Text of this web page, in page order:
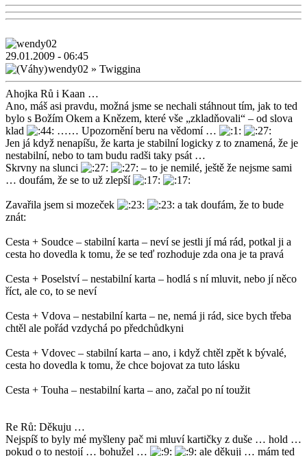
29.01.2009 - 06:45
wendy02 » Twiggina
Ahojka Rů i Kaan …
Ano, máš asi pravdu, možná jsme se nechali stáhnout tím, jak to ted
bylo s Božím Okem a Knězem, které vše „zkladňovali“ – od slova
klad
…… Upozornění beru na vědomí …
Jen já když nenapíšu, že karta je stabilní logicky z to znamená, že je
nestabilní, nebo to tam budu radši taky psát …
Skrvny na slunci
– to je nemilé, ještě že nejsme sami
… doufám, že se to už zlepší
Zavařila jsem si mozeček
a tak doufám, že to bude
znát:
Cesta + Soudce – stabilní karta – neví se jestli jí má rád, potkal ji a
cesta ho dovedla k tomu, že se teď rozhoduje zda ona je ta pravá
Cesta + Poselství – nestabilní karta – hodlá s ní mluvit, nebo jí něco
říct, ale co, to se neví
Cesta + Vdova – nestabilní karta – ne, nemá ji rád, sice bych třeba
chtěl ale pořád vzdychá po předchůdkyni
Cesta + Vdovec – stabilní karta – ano, i když chtěl zpět k bývalé,
cesta ho dovedla k tomu, že chce bojovat za tuto lásku
Cesta + Touha – nestabilní karta – ano, začal po ní toužit
Re Rů: Děkuju …
Nejspíš to byly mé myšleny pač mi mluví kartičky z duše … hold …
pokud o to nestojí … bohužel …
ale děkuji … mám ted